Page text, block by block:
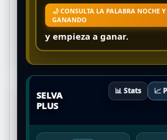
🌙 CONSULTA LA PALABRA NOCHE Y
GANANDO
y empieza a ganar.
SELVA
PLUS
📊 Stats 📈